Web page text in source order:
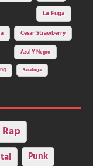
La Fuga
César Strawberry
Azul Y Negro
Saratoga
Rap
Punk